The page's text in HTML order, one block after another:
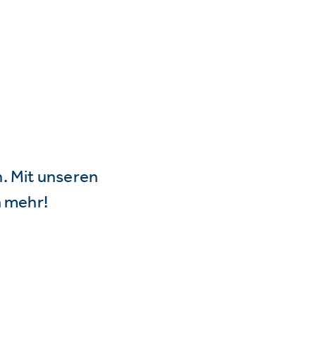
Mit unseren
mehr!